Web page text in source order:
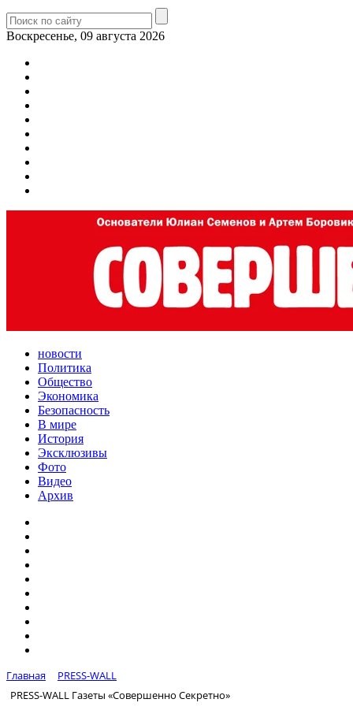
Воскресенье, 09 августа 2026
новости
Политика
Общество
Экономика
Безопасность
В мире
История
Эксклюзивы
Фото
Видео
Архив
Главная
PRESS-WALL
PRESS-WALL Газеты «Совершенно Секретно»